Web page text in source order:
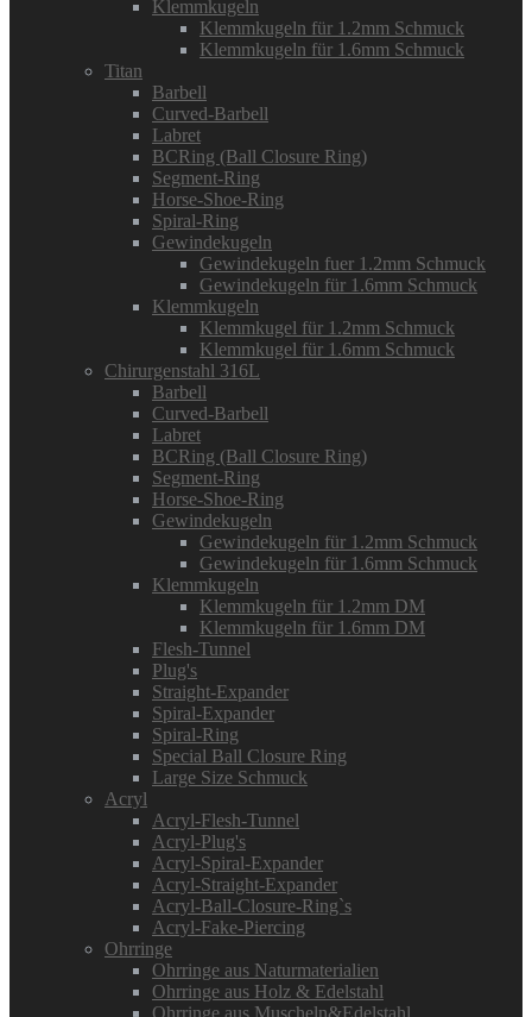
Klemmkugeln
Klemmkugeln für 1.2mm Schmuck
Klemmkugeln für 1.6mm Schmuck
Titan
Barbell
Curved-Barbell
Labret
BCRing (Ball Closure Ring)
Segment-Ring
Horse-Shoe-Ring
Spiral-Ring
Gewindekugeln
Gewindekugeln fuer 1.2mm Schmuck
Gewindekugeln für 1.6mm Schmuck
Klemmkugeln
Klemmkugel für 1.2mm Schmuck
Klemmkugel für 1.6mm Schmuck
Chirurgenstahl 316L
Barbell
Curved-Barbell
Labret
BCRing (Ball Closure Ring)
Segment-Ring
Horse-Shoe-Ring
Gewindekugeln
Gewindekugeln für 1.2mm Schmuck
Gewindekugeln für 1.6mm Schmuck
Klemmkugeln
Klemmkugeln für 1.2mm DM
Klemmkugeln für 1.6mm DM
Flesh-Tunnel
Plug's
Straight-Expander
Spiral-Expander
Spiral-Ring
Special Ball Closure Ring
Large Size Schmuck
Acryl
Acryl-Flesh-Tunnel
Acryl-Plug's
Acryl-Spiral-Expander
Acryl-Straight-Expander
Acryl-Ball-Closure-Ring`s
Acryl-Fake-Piercing
Ohrringe
Ohrringe aus Naturmaterialien
Ohrringe aus Holz & Edelstahl
Ohrringe aus Muscheln&Edelstahl